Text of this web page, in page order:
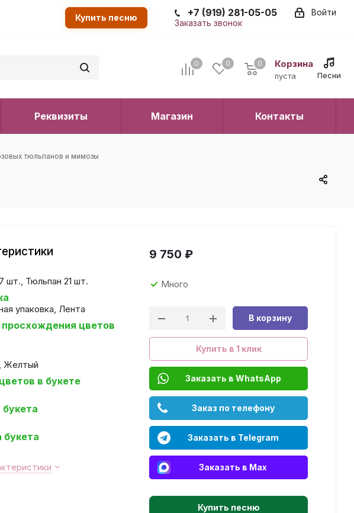
Войти
+7 (919) 281-05-05
Заказать звонок
Купить песню
0 0 Корзина
0
пуста
0
Песни
Реквизиты Магазин Контакты
тюльпанов и мимозы
шт., Тюльпан 21 шт.
упаковка, Лента
цветов
Желтый
в букете
9 750 ₽
Много
В корзину
Купить в 1 клик
Заказать в WhatsApp
Заказ по телефону
Заказать в Telegram
Заказать в Max
Купить песню